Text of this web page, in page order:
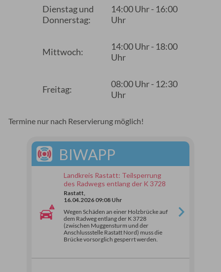
Dienstag und
Donnerstag:
14:00 Uhr - 16:00
Uhr
Mittwoch:
14:00 Uhr - 18:00
Uhr
Freitag:
08:00 Uhr - 12:30
Uhr
Termine nur nach Reservierung möglich!
BIWAPP
Landkreis Rastatt: Teilsperrung
des Radwegs entlang der K 3728
Rastatt,
16.04.2026 09:08 Uhr
Wegen Schäden an einer Holzbrücke auf
dem Radweg entlang der K 3728
(zwischen Muggensturm und der
Anschlussstelle Rastatt Nord) muss die
Brücke vorsorglich gesperrt werden.